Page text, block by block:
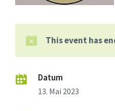
This event has
Datum
13. Mai 2023